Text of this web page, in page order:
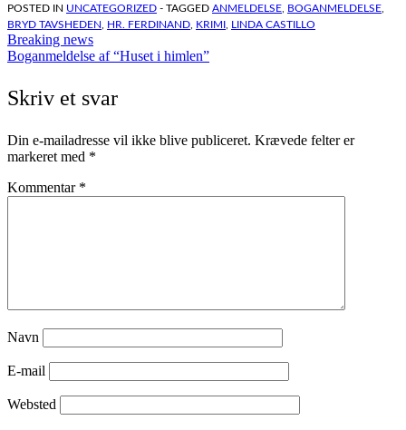
POSTED IN UNCATEGORIZED - TAGGED ANMELDELSE, BOGANMELDELSE,
BRYD TAVSHEDEN, HR. FERDINAND, KRIMI , LINDA CASTILLO
Indlægsnavigation
Breaking news
Boganmeldelse af “Huset i himlen”
Skriv et svar
Din e-mailadresse vil ikke blive publiceret. Krævede felter er
markeret med *
Kommentar *
Navn
E-mail
Websted